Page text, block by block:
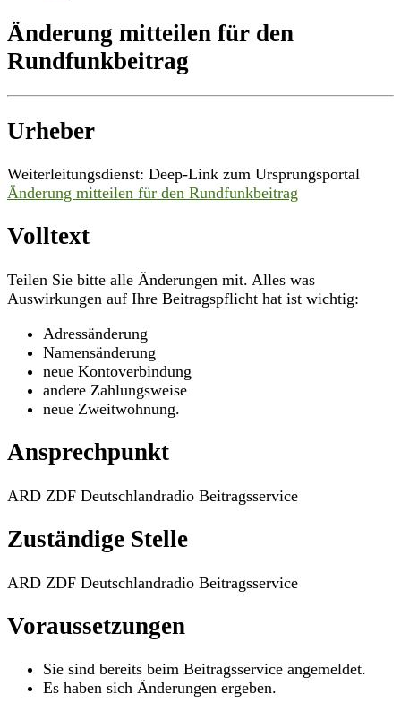
Änderung mitteilen für den
Rundfunkbeitrag
Urheber
Weiterleitungsdienst: Deep-Link zum Ursprungsportal
Änderung mitteilen für den Rundfunkbeitrag
Volltext
Teilen Sie bitte alle Änderungen mit. Alles was
Auswirkungen auf Ihre Beitragspflicht hat ist wichtig:
Adressänderung
Namensänderung
neue Kontoverbindung
andere Zahlungsweise
neue Zweitwohnung.
Ansprechpunkt
ARD ZDF Deutschlandradio Beitragsservice
Zuständige Stelle
ARD ZDF Deutschlandradio Beitragsservice
Voraussetzungen
Sie sind bereits beim Beitragsservice angemeldet.
Es haben sich Änderungen ergeben.